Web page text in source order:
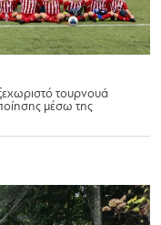
τουρνουά
μέσω της